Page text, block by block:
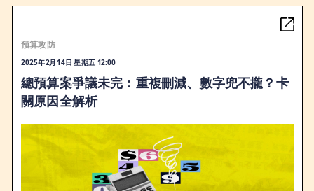
預算攻防
2025年2月14日 星期五 12:00
總預算案爭議未完：重複刪減、數字兜不攏？卡
關原因全解析